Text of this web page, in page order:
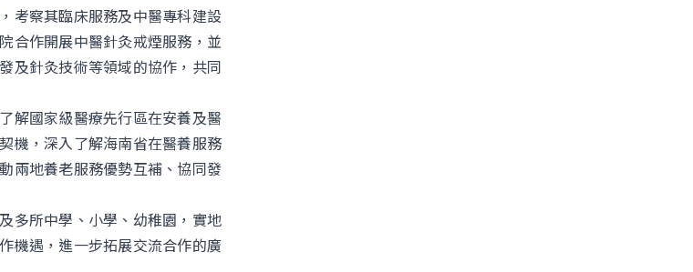
考察其臨床服務及中醫專科建設
合作開展中醫針灸戒煙服務，並
及針灸技術等領域的協作，共同
解國家級醫療先行區在安養及醫
機，深入了解海南省在醫養服務
兩地養老服務優勢互補、協同發
多所中學、小學、幼稚園，實地
機遇，進一步拓展交流合作的廣